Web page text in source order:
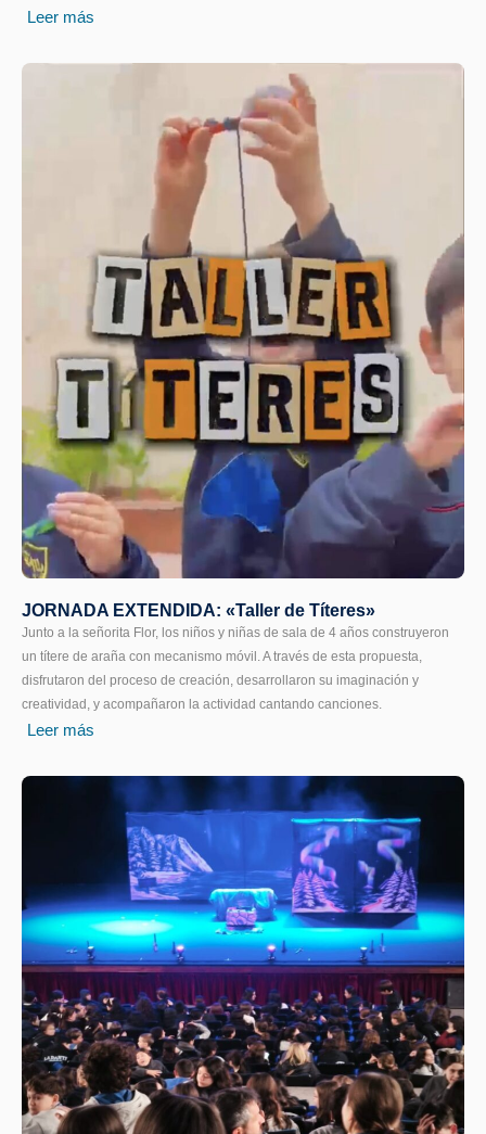
Leer más
JORNADA EXTENDIDA: «Taller de Títeres»
Junto a la señorita Flor, los niños y niñas de sala de 4 años construyeron
un títere de araña con mecanismo móvil. A través de esta propuesta,
disfrutaron del proceso de creación, desarrollaron su imaginación y
creatividad, y acompañaron la actividad cantando canciones.
Leer más